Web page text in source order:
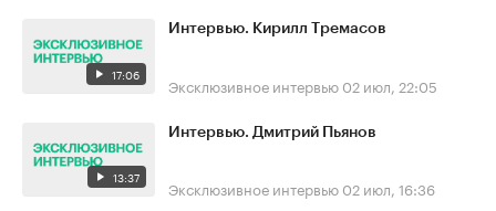
17:06
Интервью. Кирилл Тремасов
Эксклюзивное интервью 02 июл, 22:05
13:37
Интервью. Дмитрий Пьянов
Эксклюзивное интервью 02 июл, 16:36